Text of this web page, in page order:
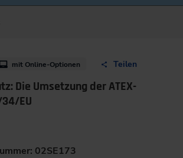
mit Online-Optionen Teilen
Die Umsetzung der ATEX-
EU
02SE173